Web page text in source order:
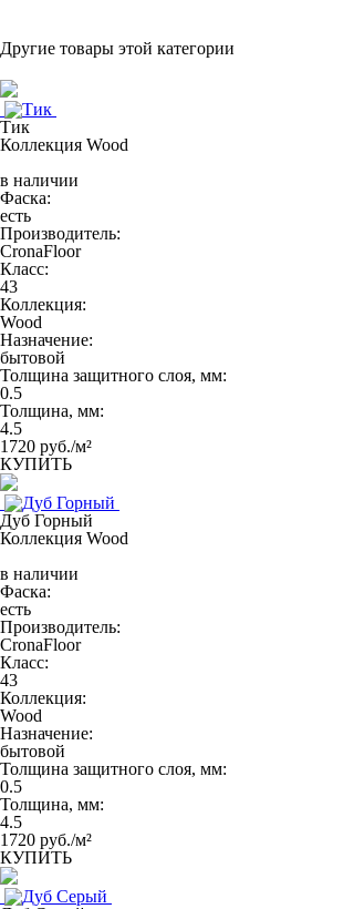
Другие товары этой категории
Тик
Коллекция Wood
в наличии
Фаска:
есть
Производитель:
CronaFloor
Класс:
43
Коллекция:
Wood
Назначение:
бытовой
Толщина защитного слоя, мм:
0.5
Толщина, мм:
4.5
1720 руб./м²
КУПИТЬ
Дуб Горный
Коллекция Wood
в наличии
Фаска:
есть
Производитель:
CronaFloor
Класс:
43
Коллекция:
Wood
Назначение:
бытовой
Толщина защитного слоя, мм:
0.5
Толщина, мм:
4.5
1720 руб./м²
КУПИТЬ